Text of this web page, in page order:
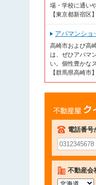
場・学校に通い
【東京都新宿区】
アパマンショ
高崎市および高
は、ぜひアパマ
い。個性豊かな
【群馬県高崎市】
不動産屋クイ
電話番号
不動産会